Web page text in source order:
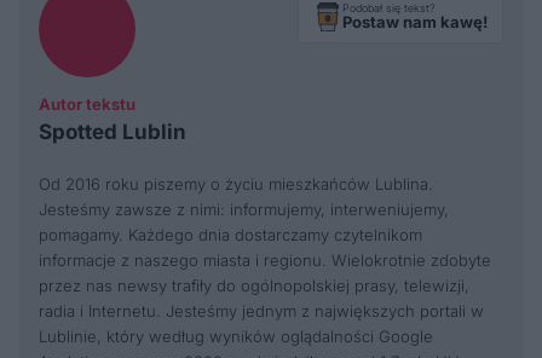
Autor tekstu
Spotted Lublin
Podobał się tekst?
Postaw nam kawę!
Od 2016 roku piszemy o życiu mieszkańców Lublina.
Jesteśmy zawsze z nimi: informujemy, interweniujemy,
pomagamy. Każdego dnia dostarczamy czytelnikom
informacje z naszego miasta i regionu. Wielokrotnie zdobyte
przez nas newsy trafiły do ogólnopolskiej prasy, telewizji,
radia i Internetu. Jesteśmy jednym z największych portali w
Lublinie, który według wyników oglądalności Google